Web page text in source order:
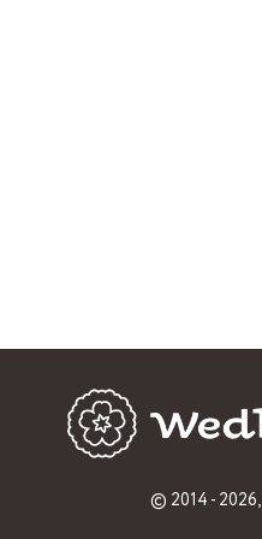
© 2014 - 2026,